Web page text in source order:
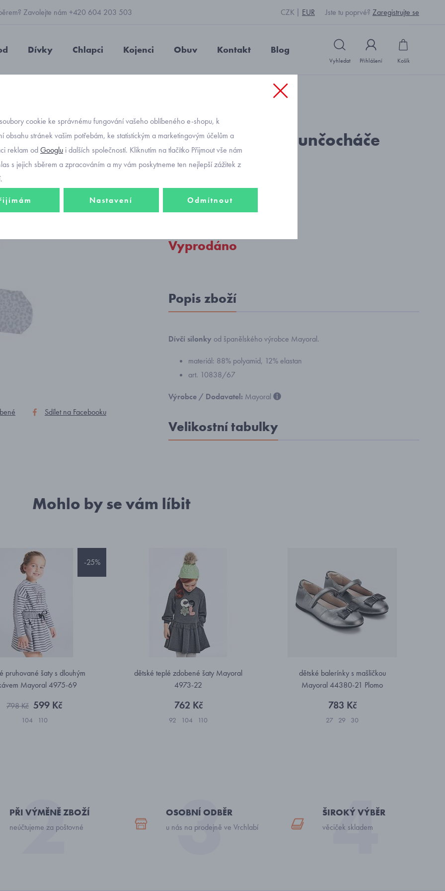
Zavolejte nám +420 604 203 503 CZK EUR Jste tu poprvé? Zaregistrujte se
Dívky Chlapci Kojenci Obuv Kontakt Blog
Vyhledat Přihlášení Košík
-30%
Sdílet na Facebooku
Objednávací kód: E3323_šedá
dívčí silonkové punčocháče
Mayoral šedé
165 Kč
116 Kč
Vyprodáno
Popis zboží
Dívčí silonky od španělského výrobce Mayoral.
materiál: 88% polyamid, 12% elastan
art. 10838/67
Výrobce / Dodavatel: Mayoral
Velikostní tabulky
Mohlo by se vám líbit
-25%
pruhované šaty s dlouhým
Mayoral 4975-69
798 Kč 599 Kč
104 110
dětské teplé zdobené šaty Mayoral
4973-22
762 Kč
92 104 110
dětské balerínky s mašličkou
Mayoral 44380-21 Plomo
783 Kč
27 29 30
PŘI VÝMĚNĚ ZBOŽÍ
neúčtujeme za poštovné
OSOBNÍ ODBĚR
u nás na prodejně ve Vrchlabí
ŠIROKÝ VÝBĚR
věciček skladem
cookie ke správnému fungování vašeho oblíbeného e-shopu, k
obsahu stránek vašim potřebám, ke statistickým a marketingovým účelům a
reklam odGooglu i dalších společností. Kliknutím na tlačítko Přijmout vše nám
s jejich sběrem a zpracováním a my vám poskytneme ten nejlepší zážitek z
Nastavení Odmítnout